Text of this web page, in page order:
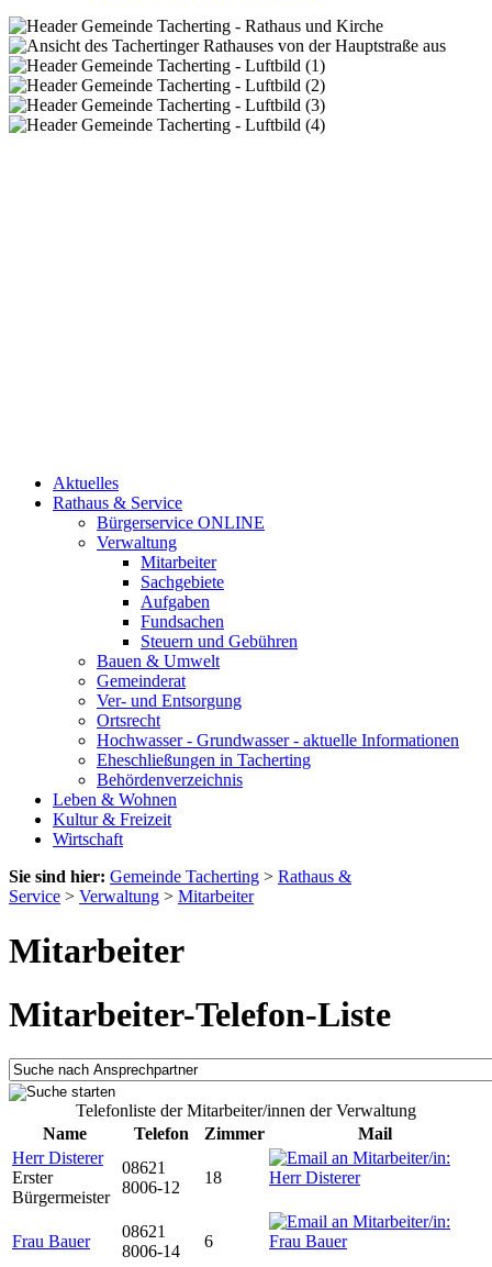
Aktuelles
Rathaus & Service
Bürgerservice ONLINE
Verwaltung
Mitarbeiter
Sachgebiete
Aufgaben
Fundsachen
Steuern und Gebühren
Bauen & Umwelt
Gemeinderat
Ver- und Entsorgung
Ortsrecht
Hochwasser - Grundwasser - aktuelle Informationen
Eheschließungen in Tacherting
Behördenverzeichnis
Leben & Wohnen
Kultur & Freizeit
Wirtschaft
Sie sind hier: Gemeinde Tacherting > Rathaus &
Service > Verwaltung > Mitarbeiter
Mitarbeiter
Mitarbeiter-Telefon-Liste
Telefonliste der Mitarbeiter/innen der Verwaltung
Name
Telefon Zimmer
Mail
Herr Disterer
Erster
Bürgermeister
08621
8006-12
18
Frau Bauer
08621
8006-14
6